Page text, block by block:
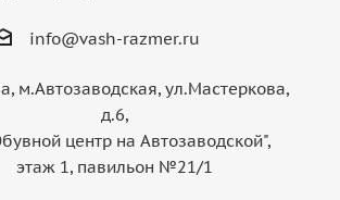
info@vash-razmer.ru
м.Автозаводская, ул.Мастеркова,
д.6,
центр на Автозаводской",
этаж 1, павильон №21/1